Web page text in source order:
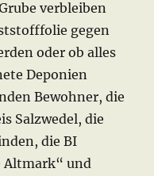
verbleiben
gegen
oder ob alles
Deponien
Bewohner, die
Salzwedel, die
die BI
Altmark“ und